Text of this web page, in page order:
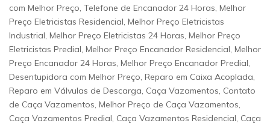
com Melhor Preço, Telefone de Encanador 24 Horas, Melhor
Preço Eletricistas Residencial, Melhor Preço Eletricistas
Industrial, Melhor Preço Eletricistas 24 Horas, Melhor Preço
Eletricistas Predial, Melhor Preço Encanador Residencial, Melhor
Preço Encanador 24 Horas, Melhor Preço Encanador Predial,
Desentupidora com Melhor Preço, Reparo em Caixa Acoplada,
Reparo em Válvulas de Descarga, Caça Vazamentos, Contato
de Caça Vazamentos, Melhor Preço de Caça Vazamentos,
Caça Vazamentos Predial, Caça Vazamentos Residencial, Caça